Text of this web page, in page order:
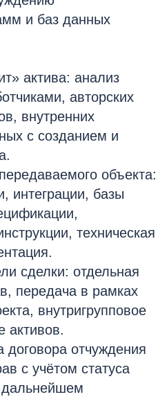
и баз данных
актива: анализ
авторских
внутренних
с созданием и
объекта:
интеграции, базы
техническая
сделки: отдельная
передача в рамках
внутригрупповое
активов.
договора отчуждения
с учётом статуса
дальнейшем